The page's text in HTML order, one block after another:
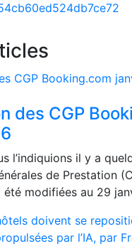
des CGP
l’indiquions il y a
de Prestation
modifiées au 29